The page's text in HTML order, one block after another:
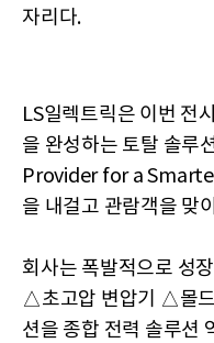
자리다.
LS일렉트릭은 이번 전
을 완성하는 토탈 솔
Provider for a
을 내걸고 관람객을 맞
회사는 폭발적으로 성
△초고압 변압기 △몰
션을 종합 전력 솔루션